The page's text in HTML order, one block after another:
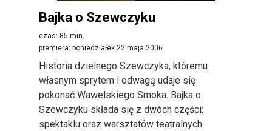
Bajka o Szewczyku
czas: 85 min.
premiera: poniedziałek 22 maja 2006
Historia dzielnego Szewczyka, któremu
własnym sprytem i odwagą udaje się
pokonać Wawelskiego Smoka. Bajka o
Szewczyku składa się z dwóch części:
spektaklu oraz warsztatów teatralnych